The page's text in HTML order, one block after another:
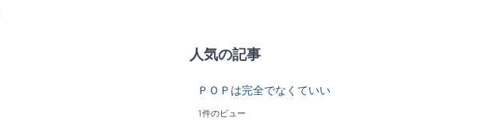
人気の記事
ＰＯＰは完全でなくていい
1件のビュー